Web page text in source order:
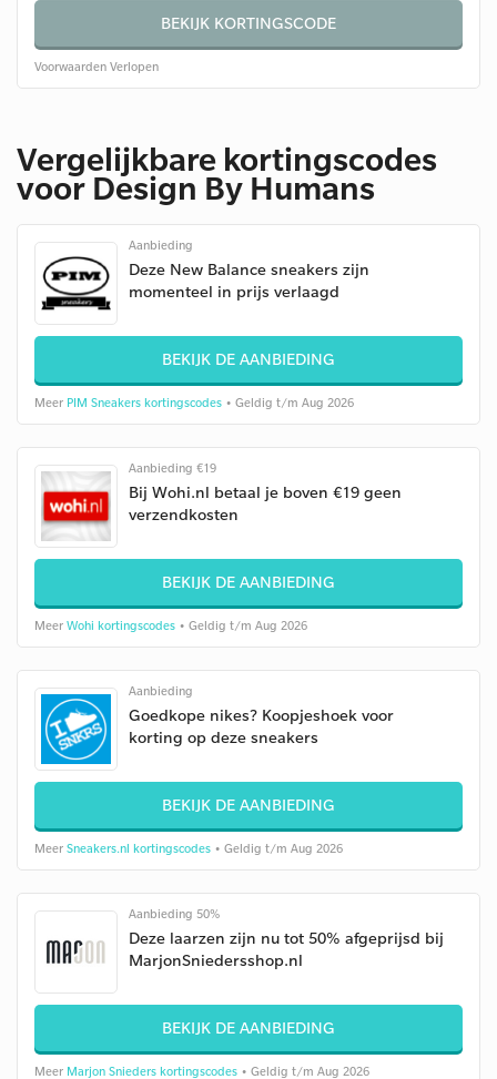
BEKIJK KORTINGSCODE
Voorwaarden Verlopen
Vergelijkbare kortingscodes
voor Design By Humans
Aanbieding
Deze New Balance sneakers zijn
momenteel in prijs verlaagd
BEKIJK DE AANBIEDING
Meer PIM Sneakers kortingscodes • Geldig t/m Aug 2026
Aanbieding €19
Bij Wohi.nl betaal je boven €19 geen
verzendkosten
BEKIJK DE AANBIEDING
Meer Wohi kortingscodes • Geldig t/m Aug 2026
Aanbieding
Goedkope nikes? Koopjeshoek voor
korting op deze sneakers
BEKIJK DE AANBIEDING
Meer Sneakers.nl kortingscodes • Geldig t/m Aug 2026
Aanbieding 50%
Deze laarzen zijn nu tot 50% afgeprijsd bij
MarjonSniedersshop.nl
BEKIJK DE AANBIEDING
Meer Marjon Snieders kortingscodes • Geldig t/m Aug 2026